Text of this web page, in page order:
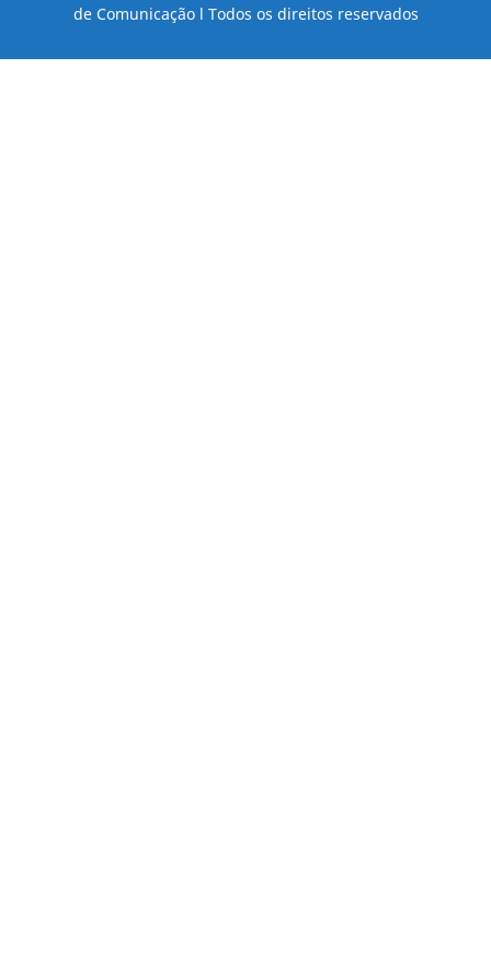
de Comunicação l Todos os direitos reservados